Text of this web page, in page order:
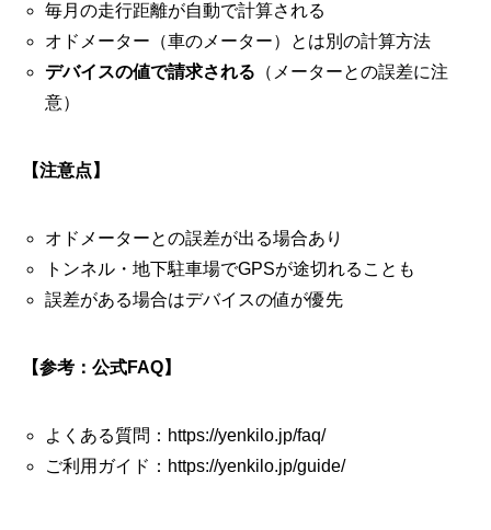
毎月の走行距離が自動で計算される
オドメーター（車のメーター）とは別の計算方法
デバイスの値で請求される （メーターとの誤差に注
意）
【注意点】
オドメーターとの誤差が出る場合あり
トンネル・地下駐車場でGPSが途切れることも
誤差がある場合はデバイスの値が優先
【参考：公式FAQ】
よくある質問：https://yenkilo.jp/faq/
ご利用ガイド：https://yenkilo.jp/guide/